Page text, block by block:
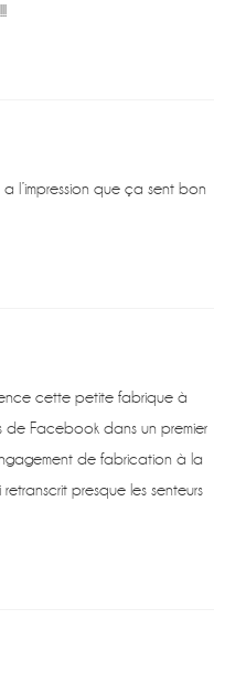
l’impression que ça sent bon
cette petite fabrique à
Facebook dans un premier
de fabrication à la
presque les senteurs